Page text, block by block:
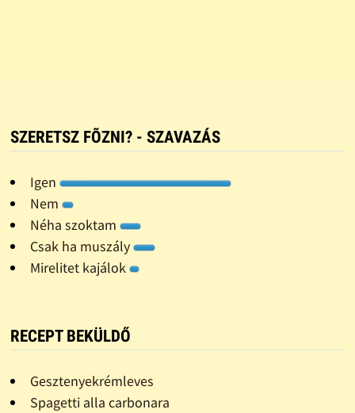
SZERETSZ FÕZNI? - SZAVAZÁS
Igen
Nem
Néha szoktam
Csak ha muszály
Mirelitet kajálok
RECEPT BEKÜLDŐ
Gesztenyekrémleves
Spagetti alla carbonara